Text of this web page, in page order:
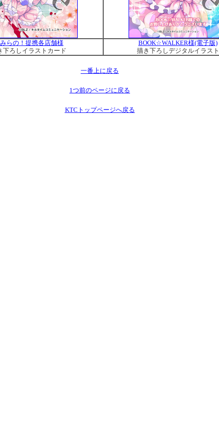
らの！提携各店舗様
下ろしイラストカード
BOOK☆WALKER様(電子版)
描き下ろしデジタルイラスト
一番上に戻る
1つ前のページに戻る
KTCトップページへ戻る